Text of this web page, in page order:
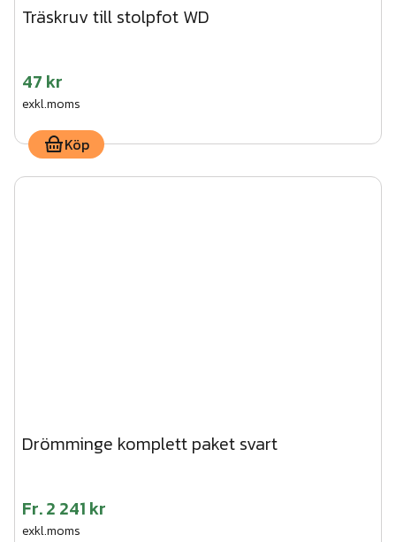
Träskruv till stolpfot WD
47 kr
exkl.moms
Köp
Drömminge komplett paket svart
Fr.2 241 kr
exkl.moms